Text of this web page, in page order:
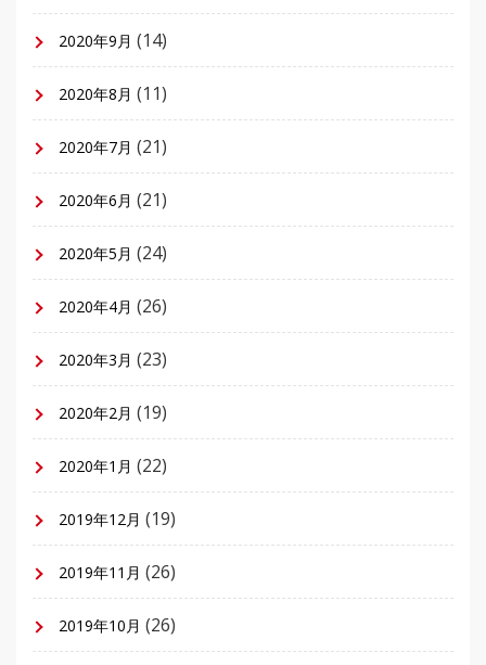
2020年9月 (14)
2020年8月 (11)
2020年7月 (21)
2020年6月 (21)
2020年5月 (24)
2020年4月 (26)
2020年3月 (23)
2020年2月 (19)
2020年1月 (22)
2019年12月 (19)
2019年11月 (26)
2019年10月 (26)